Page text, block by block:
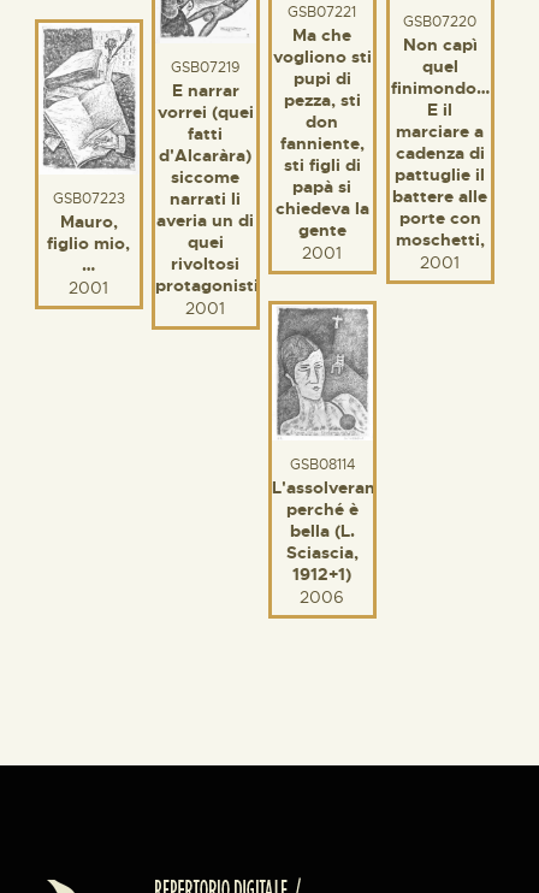
GSB07221
Ma che
vogliono sti
pupi di
pezza, sti
don
fanniente,
sti figli di
papà si
chiedeva la
gente
2001
GSB07220
Non capì
quel
finimondo…
E il
marciare a
cadenza di
pattuglie il
battere alle
porte con
moschetti,
2001
GSB07219
E narrar
vorrei (quei
fatti
d'Alcaràra)
siccome
narrati li
averia un di
quei
rivoltosi
protagonisti
2001
GSB07223
Mauro,
figlio mio,
…
2001
GSB08114
L'assolveranno
perché è
bella (L.
Sciascia,
1912+1)
2006